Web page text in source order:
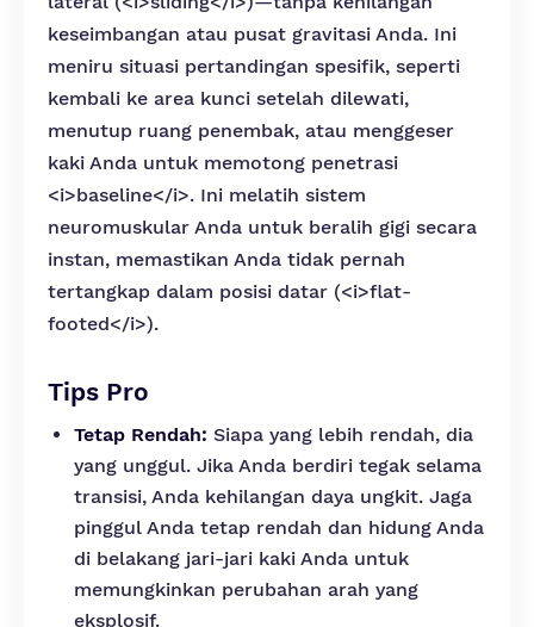
keseimbangan atau pusat gravitasi Anda. Ini
meniru situasi pertandingan spesifik, seperti
kembali ke area kunci setelah dilewati,
menutup ruang penembak, atau menggeser
kaki Anda untuk memotong penetrasi
<i>baseline</i>. Ini melatih sistem
neuromuskular Anda untuk beralih gigi secara
instan, memastikan Anda tidak pernah
tertangkap dalam posisi datar (<i>flat-
footed</i>).
Tips Pro
Tetap Rendah: Siapa yang lebih rendah, dia
yang unggul. Jika Anda berdiri tegak selama
transisi, Anda kehilangan daya ungkit. Jaga
pinggul Anda tetap rendah dan hidung Anda
di belakang jari-jari kaki Anda untuk
memungkinkan perubahan arah yang
eksplosif.